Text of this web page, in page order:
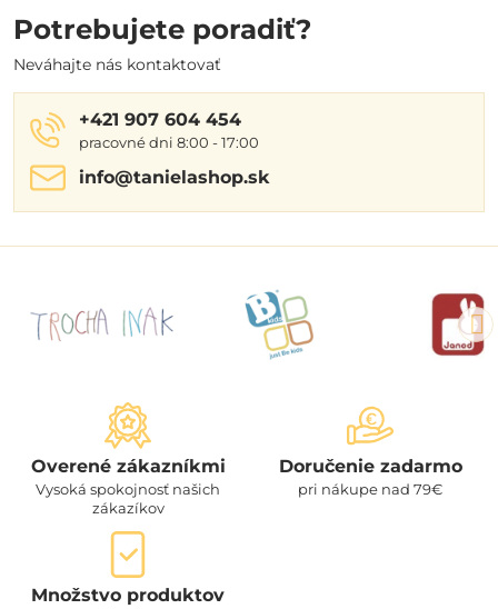
Potrebujete poradiť?
Neváhajte nás kontaktovať
+421 907 604 454
pracovné dni 8:00 - 17:00
info​@tanielashop​.sk
Overené zákazníkmi
Vysoká spokojnosť našich
zákazíkov
Doručenie zadarmo
pri nákupe nad 79€
Množstvo produktov